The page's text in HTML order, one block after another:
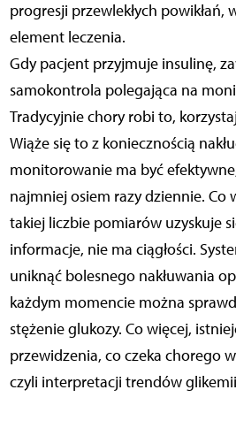
progresji przewlekłych powikłań,
element leczenia.
Gdy pacjent przyjmuje insulinę,
samokontrola polegająca na
Tradycyjnie chory robi to,
Wiąże się to z koniecznością
monitorowanie ma być
najmniej osiem razy dziennie. Co
takiej liczbie pomiarów uzyskuje
informacje, nie ma ciągłości.
uniknąć bolesnego nakłuwania
każdym momencie można
stężenie glukozy. Co więcej,
przewidzenia, co czeka chorego
czyli interpretacji trendów